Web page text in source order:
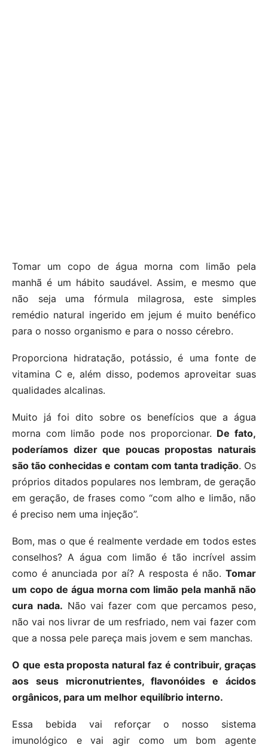
Tomar um copo de água morna com limão pela
manhã é um hábito saudável. Assim, e mesmo que
não seja uma fórmula milagrosa, este simples
remédio natural ingerido em jejum é muito benéfico
para o nosso organismo e para o nosso cérebro.
Proporciona hidratação, potássio, é uma fonte de
vitamina C e, além disso, podemos aproveitar suas
qualidades alcalinas.
Muito já foi dito sobre os benefícios que a água
morna com limão pode nos proporcionar. De fato,
poderíamos dizer que poucas propostas naturais
são tão conhecidas e contam com tanta tradição. Os
próprios ditados populares nos lembram, de geração
em geração, de frases como “com alho e limão, não
é preciso nem uma injeção”.
Bom, mas o que é realmente verdade em todos estes
conselhos? A água com limão é tão incrível assim
como é anunciada por aí? A resposta é não. Tomar
um copo de água morna com limão pela manhã não
cura nada. Não vai fazer com que percamos peso,
não vai nos livrar de um resfriado, nem vai fazer com
que a nossa pele pareça mais jovem e sem manchas.
O que esta proposta natural faz é contribuir, graças
aos seus micronutrientes, flavonóides e ácidos
orgânicos, para um melhor equilíbrio interno.
Essa bebida vai reforçar o nosso sistema
imunológico e vai agir como um bom agente